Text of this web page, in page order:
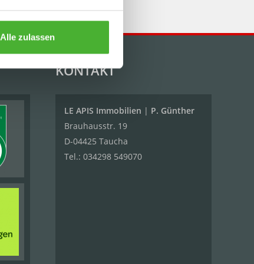
Alle zulassen
KONTAKT
LE APIS Immobilien | P. Günther
Brauhausstr. 19
D-04425 Taucha
Tel.: 034298 549070